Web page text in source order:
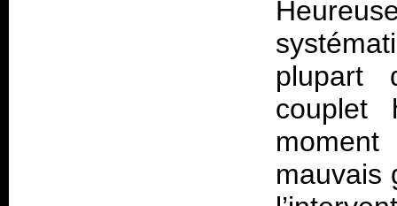
plupart
couplet
mauvais